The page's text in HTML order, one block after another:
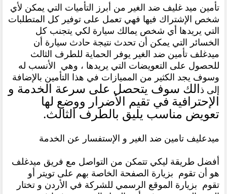
تأمين ميد غليف ضد الغير من أبرز التأميات التي يمكن لأي
شخص الإشتراك فيها فهي تعمل على توفير كل المتطلبات
التي يريدها أي شخص يمالك سيارة لكي يتجنب كل
الخسائر التي يمكن أن تحدث نتيجة حادث سيارة أن
ميدغلف تأمين ضد الغير يوفر الحماية للطرف الثالث
للحصول على التعويضات التي يريدها ، وهي الأنسب له
وسوف يجد الكثير من المميازات في هذا التأمين بالإضافة
إلى ذالك سوف يتحصل على سرعة الخدمة و
الإحترافية في تقيم الأضرار ووضع لها
تعويض مناسب يليق بالطرف الثالث.
ميدعليف تامين ضد الغير و الإستفسار عن الخدمة
أفضل طريقة ليكي تتمكن من التواصل مع فريق ميدغلف
هو أن تقوم بزيارة الصفحة الخاصة بهم على تويتر أو
تقوم بزيارة الموقع الرسمي للشركة في الأردن و تختار